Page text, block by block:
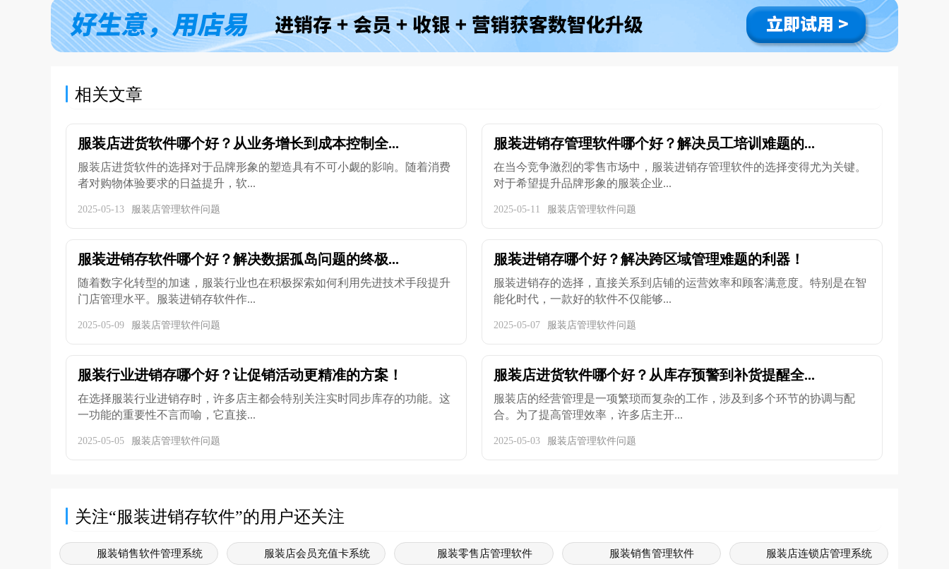
相关文章
服装店进货软件哪个好？从业务增长到成本控制全...
服装店进货软件的选择对于品牌形象的塑造具有不可小觑的影响。随着消费
者对购物体验要求的日益提升，软...
2025-05-13 服装店管理软件问题
服装进销存管理软件哪个好？解决员工培训难题的...
在当今竞争激烈的零售市场中，服装进销存管理软件的选择变得尤为关键。
对于希望提升品牌形象的服装企业...
2025-05-11 服装店管理软件问题
服装进销存软件哪个好？解决数据孤岛问题的终极...
随着数字化转型的加速，服装行业也在积极探索如何利用先进技术手段提升
门店管理水平。服装进销存软件作...
2025-05-09 服装店管理软件问题
服装进销存哪个好？解决跨区域管理难题的利器！
服装进销存的选择，直接关系到店铺的运营效率和顾客满意度。特别是在智
能化时代，一款好的软件不仅能够...
2025-05-07 服装店管理软件问题
服装行业进销存哪个好？让促销活动更精准的方案！
在选择服装行业进销存时，许多店主都会特别关注实时同步库存的功能。这
一功能的重要性不言而喻，它直接...
2025-05-05 服装店管理软件问题
服装店进货软件哪个好？从库存预警到补货提醒全...
服装店的经营管理是一项繁琐而复杂的工作，涉及到多个环节的协调与配
合。为了提高管理效率，许多店主开...
2025-05-03 服装店管理软件问题
关注“服装进销存软件”的用户还关注
服装销售软件管理系统 服装店会员充值卡系统 服装零售店管理软件 服装销售管理软件 服装店连锁店管理系统